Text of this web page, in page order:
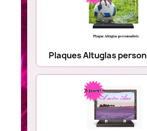
Plaques Altuglas